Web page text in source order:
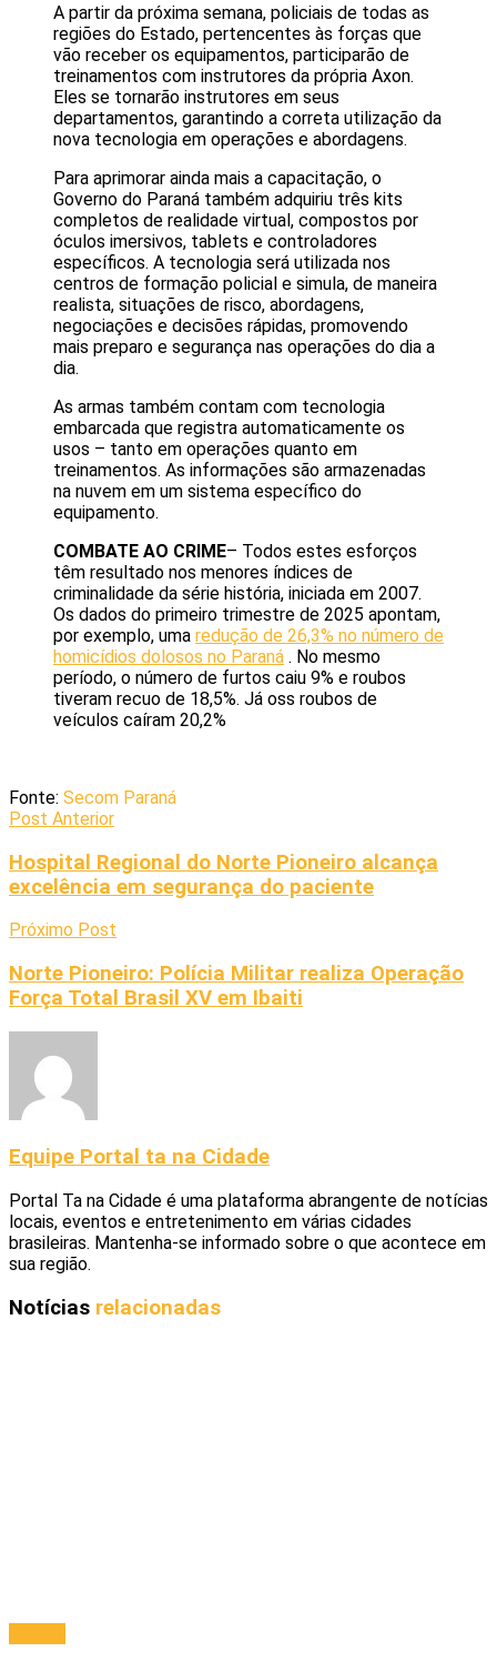
A partir da próxima semana, policiais de todas as
regiões do Estado, pertencentes às forças que
vão receber os equipamentos, participarão de
treinamentos com instrutores da própria Axon.
Eles se tornarão instrutores em seus
departamentos, garantindo a correta utilização da
nova tecnologia em operações e abordagens.
Para aprimorar ainda mais a capacitação, o
Governo do Paraná também adquiriu três kits
completos de realidade virtual, compostos por
óculos imersivos, tablets e controladores
específicos. A tecnologia será utilizada nos
centros de formação policial e simula, de maneira
realista, situações de risco, abordagens,
negociações e decisões rápidas, promovendo
mais preparo e segurança nas operações do dia a
dia.
As armas também contam com tecnologia
embarcada que registra automaticamente os
usos – tanto em operações quanto em
treinamentos. As informações são armazenadas
na nuvem em um sistema específico do
equipamento.
COMBATE AO CRIME– Todos estes esforços
têm resultado nos menores índices de
criminalidade da série história, iniciada em 2007.
Os dados do primeiro trimestre de 2025 apontam,
por exemplo, uma redução de 26,3% no número de
homicídios dolosos no Paraná . No mesmo
período, o número de furtos caiu 9% e roubos
tiveram recuo de 18,5%. Já oss roubos de
veículos caíram 20,2%
Fonte: Secom Paraná
Post Anterior
Hospital Regional do Norte Pioneiro alcança
excelência em segurança do paciente
Próximo Post
Norte Pioneiro: Polícia Militar realiza Operação
Força Total Brasil XV em Ibaiti
Equipe Portal ta na Cidade
Portal Ta na Cidade é uma plataforma abrangente de notícias
locais, eventos e entretenimento em várias cidades
brasileiras. Mantenha-se informado sobre o que acontece em
sua região.
Notícias relacionadas